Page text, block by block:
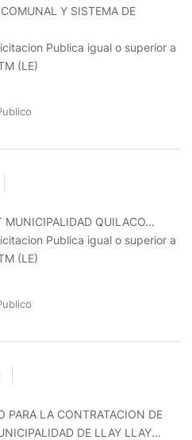
Y SISTEMA DE
Publica igual o superior a
(LE)
MUNICIPALIDAD QUILACO...
Publica igual o superior a
(LE)
PARA LA CONTRATACION DE
DE LLAY LLAY...